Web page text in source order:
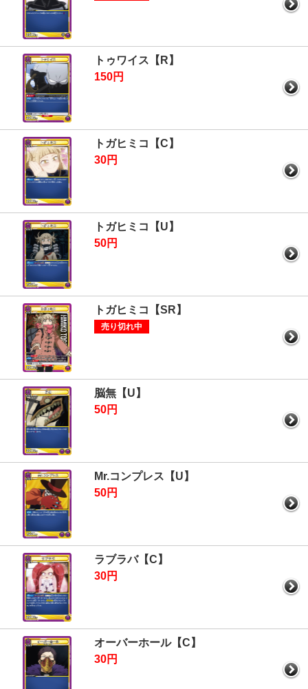
トゥワイス【R】
150円
トガヒミコ【C】
30円
トガヒミコ【U】
50円
トガヒミコ【SR】
売り切れ中
脳無【U】
50円
Mr.コンプレス【U】
50円
ラブラバ【C】
30円
オーバーホール【C】
30円